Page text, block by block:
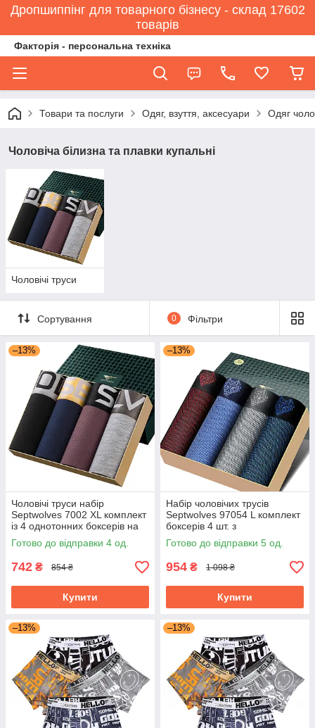
Дропшиппінг для товарного бізнесу - склад 17602
товарів
Факторія - персональна техніка
Товари та послуги Одяг, взуття, аксесуари Одяг
Чоловіча білизна та плавки купальні
Чоловічі труси
Сортування 0 Фільтри
–13%
Чоловічі труси набір
Septwolves 7002 XL комплект
із 4 однотонних боксерів на
широкій гумці
Готово до відправки 4 од.
742 ₴ 854 ₴
Купити
–13%
Набір чоловічих трусів
Septwolves 97054 L комплект
боксерів 4 шт. з
повітропроникної еластичної
тканини
Готово до відправки 5 од.
954 ₴ 1 098 ₴
Купити
–13% –13%